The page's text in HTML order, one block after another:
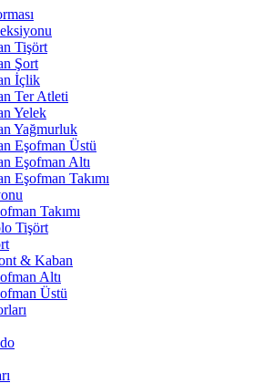
Tişört
Şort
İçlik
Ter Atleti
Yelek
Yağmurluk
Eşofman Üstü
Eşofman Altı
Eşofman Takımı
Takımı
Tişört
& Kaban
Altı
Üstü